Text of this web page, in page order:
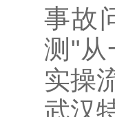
事故
测"从
实操
武汉